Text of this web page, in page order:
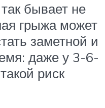
бывает не
грыжа может
заметной и
даже у 3-6-
риск